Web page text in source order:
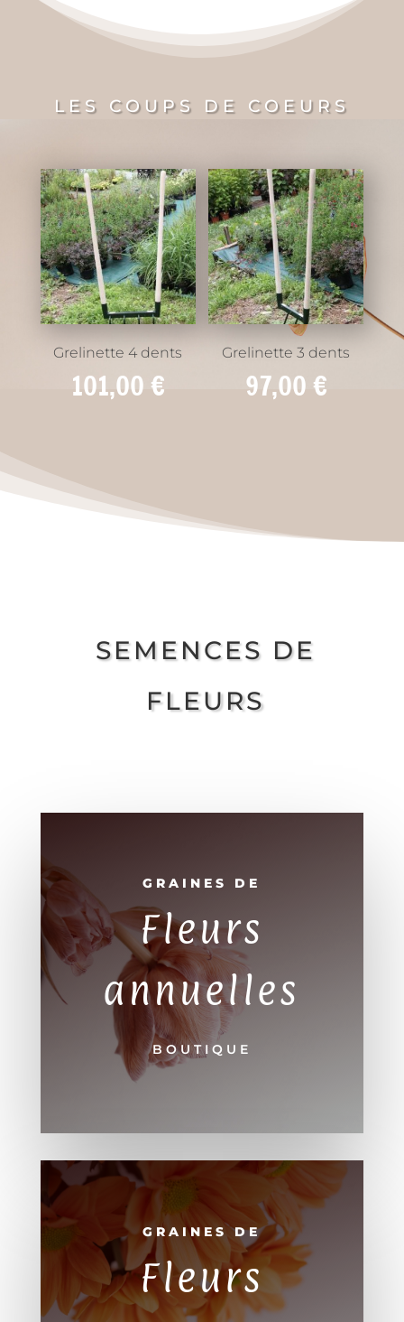
LES COUPS DE COEURS
Grelinette 4 dents
101,00€
Grelinette 3 dents
97,00€
SEMENCES DE
FLEURS
GRAINES DE
Fleurs
annuelles
BOUTIQUE
GRAINES DE
Fleurs